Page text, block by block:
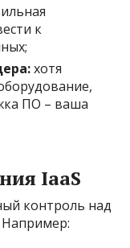
к
хотя
ПО – ваша
IaaS
контроль над
Например: